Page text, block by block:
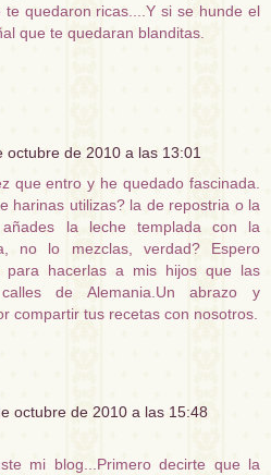
quedaron ricas....Y si se hunde el
que te quedaran blanditas.
octubre de 2010 a las 13:01
que entro y he quedado fascinada.
harinas utilizas? la de repostria o la
la leche templada con la
no lo mezclas, verdad? Espero
para hacerlas a mis hijos que las
de Alemania.Un abrazo y
compartir tus recetas con nosotros.
octubre de 2010 a las 15:48
mi blog...Primero decirte que la